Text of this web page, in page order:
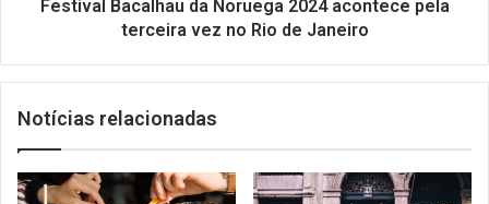
Festival Bacalhau da Noruega 2024 acontece pela
terceira vez no Rio de Janeiro
Notícias relacionadas